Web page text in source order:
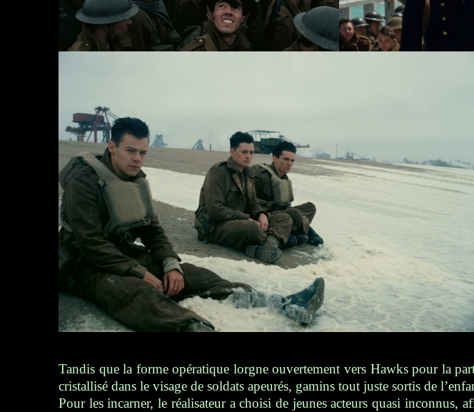
Tandis que la forme opératique lorgne ouvertement vers Hawkspour la
cristallisé dans le visage de soldats apeurés, gamins tout juste sortis de
Pour les incarner, le réalisateur a choisi de jeunes acteurs quasi inconnus,